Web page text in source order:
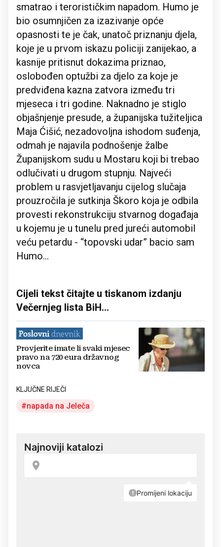
smatrao i terorističkim napadom. Humo je
bio osumnjičen za izazivanje opće
opasnosti te je čak, unatoč priznanju djela,
koje je u prvom iskazu policiji zanijekao, a
kasnije pritisnut dokazima priznao,
oslobođen optužbi za djelo za koje je
predviđena kazna zatvora između tri
mjeseca i tri godine. Naknadno je stiglo
objašnjenje presude, a županijska tužiteljica
Maja Ćišić, nezadovoljna ishodom suđenja,
odmah je najavila podnošenje žalbe
Županijskom sudu u Mostaru koji bi trebao
odlučivati u drugom stupnju. Najveći
problem u rasvjetljavanju cijelog slučaja
prouzročila je sutkinja Škoro koja je odbila
provesti rekonstrukciju stvarnog događaja
u kojemu je u tunelu pred jureći automobil
veću petardu - “topovski udar” bacio sam
Humo...
Cijeli tekst čitajte u tiskanom izdanju
Večernjeg lista BiH...
Provjerite imate li svaki mjesec
pravo na 720 eura državnog
novca
KLJUČNE RIJEČI
napada na Jeleča